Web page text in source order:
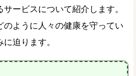
サービスについて紹介します。
のように人々の健康を守ってい
迫ります。